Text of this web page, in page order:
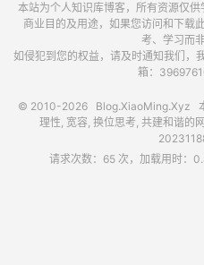
本站为个人知识库博客，所有资源仅
商业目的及用途，如果您访问和下载
考、学习而
如侵犯到您的权益，请及时通知我们，
箱：
© 2010-2026 Blog.XiaoMing.Xyz
理性, 宽容, 换位思考, 共建和谐的
请求次数：65 次，加载用时：